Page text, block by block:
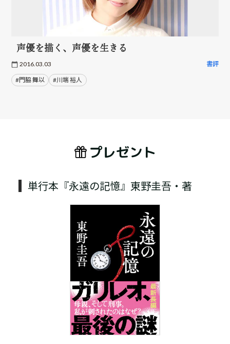
声優を描く、声優を生きる
2016.03.03 書評
#門脇 舞以 #川端 裕人
プレゼント
単行本『永遠の記憶』東野圭吾・著